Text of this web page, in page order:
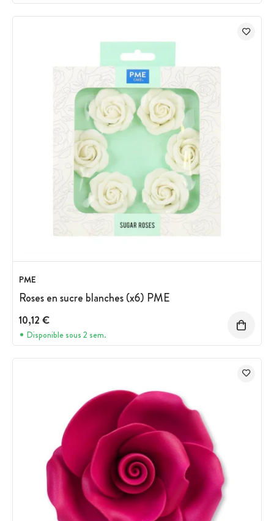
PME
Roses en sucre blanches (x6) PME
10,12 €
Disponible sous 2 sem.